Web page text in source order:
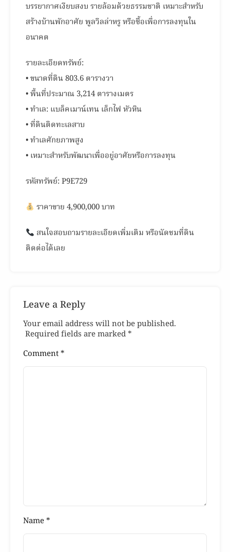
บรรยากาศเงียบสงบ รายล้อมด้วยธรรมชาติ เหมาะสำหรับ
สร้างบ้านพักอาศัย พูลวิลล่าหรู หรือซื้อเพื่อการลงทุนใน
อนาคต
รายละเอียดทรัพย์:
• ขนาดที่ดิน 803.6 ตารางวา
• พื้นที่ประมาณ 3,214 ตารางเมตร
• ทำเล: แบล็คเมาน์เทน เล็กไฟ หัวหิน
• ที่ดินติดทะเลสาบ
• ทำเลศักยภาพสูง
• เหมาะสำหรับพัฒนาเพื่ออยู่อาศัยหรือการลงทุน
รหัสทรัพย์: P9E729
ราคาขาย 4,900,000 บาท
สนใจสอบถามรายละเอียดเพิ่มเติม หรือนัดชมที่ดิน
ติดต่อได้เลย
Leave a Reply
Your email address will not be published.
Required fields are marked*
Comment*
Name*